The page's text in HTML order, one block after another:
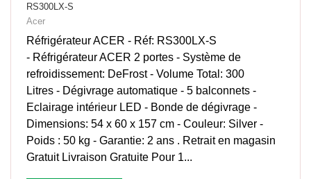
RS300LX-S
Acer
Réfrigérateur ACER - Réf: RS300LX-S
- Réfrigérateur ACER 2 portes - Système de
refroidissement: DeFrost - Volume Total: 300
Litres - Dégivrage automatique - 5 balconnets -
Eclairage intérieur LED - Bonde de dégivrage -
Dimensions: 54 x 60 x 157 cm - Couleur: Silver -
Poids : 50 kg - Garantie: 2 ans . Retrait en magasin
Gratuit Livraison Gratuite Pour 1...